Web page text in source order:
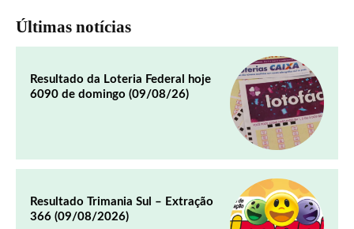
Últimas notícias
Resultado da Loteria Federal hoje
6090 de domingo (09/08/26)
Resultado Trimania Sul – Extração
366 (09/08/2026)